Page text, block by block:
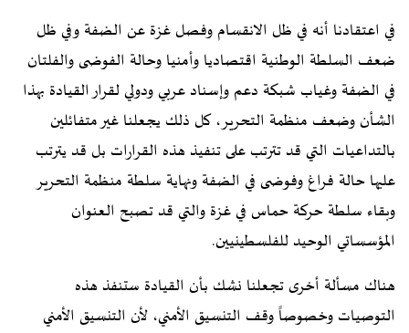
في اعتقادنا أنه في ظل الانقسام وفصل غزة عن الضفة وفي ظل
ضعف السلطة الوطنية اقتصاديا وأمنيا وحالة الفوضى والفلتان
في الضفة وغياب شبكة دعم وإسناد عربي ودولي لقرار القيادة بهذا
الشأن وضعف منظمة التحرير، كل ذلك يجعلنا غير متفائلين
بالتداعيات التي قد تترتب على تنفيذ هذه القرارات بل قد يترتب
عليها حالة فراغ وفوضى في الضفة ونهاية سلطة منظمة التحرير
وبقاء سلطة حركة حماس في غزة والتي قد تصبح العنوان
المؤسساتي الوحيد للفلسطينيين.
هناك مسألة أخرى تجعلنا نشك بأن القيادة ستنفذ هذه
التوصيات وخصوصاً وقف التنسيق الأمني، لأن التنسيق الأمني